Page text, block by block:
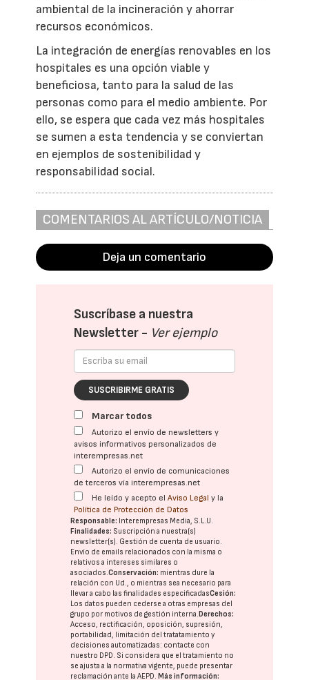
ambiental de la incineración y ahorrar
recursos económicos.
La integración de energías renovables en los
hospitales es una opción viable y
beneficiosa, tanto para la salud de las
personas como para el medio ambiente. Por
ello, se espera que cada vez más hospitales
se sumen a esta tendencia y se conviertan
en ejemplos de sostenibilidad y
responsabilidad social.
COMENTARIOS AL ARTÍCULO/NOTICIA
Deja un comentario
Suscríbase a nuestra
Newsletter - Ver ejemplo
SUSCRIBIRME GRATIS
Marcar todos
Autorizo el envío de newsletters y
avisos informativos personalizados de
interempresas.net
Autorizo el envío de comunicaciones
de terceros vía interempresas.net
He leído y acepto elAviso Legal y la
Política de Protección de Datos
Responsable: Interempresas Media, S.L.U.
Finalidades: Suscripción a nuestra(s)
newsletter(s). Gestión de cuenta de usuario.
Envío de emails relacionados con la misma o
relativos a intereses similares o
asociados.Conservación: mientras dure la
relación con Ud., o mientras sea necesario para
llevar a cabo las finalidades especificadasCesión:
Los datos pueden cederse a otras empresas del
grupo por motivos de gestión interna.Derechos:
Acceso, rectificación, oposición, supresión,
portabilidad, limitación del tratatamiento y
decisiones automatizadas: contacte con
nuestro DPD . Si considera que el tratamiento no
se ajusta a la normativa vigente, puede presentar
reclamación ante laAEPD .Más información: